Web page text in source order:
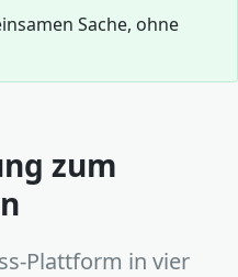
Sache, ohne
zum
Plattform in vier